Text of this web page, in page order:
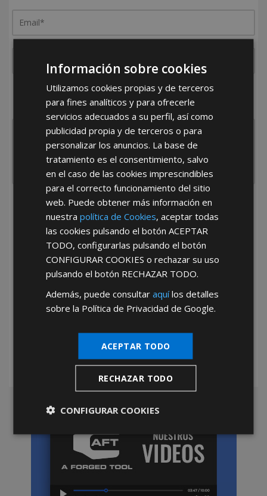
¿De dónde es la empresa?
España
Portugal Otros
He leído y acepto laPolítica de Privacidad
*Abstenerse particulares, sólo venta a tiendas y empresas minoristas y
Información sobre cookies
Utilizamos cookies propias y de terceros
para fines analíticos y para ofrecerle
servicios adecuados a su perfil, así como
publicidad propia y de terceros o para
personalizar los anuncios. La base de
tratamiento es el consentimiento, salvo
en el caso de las cookies imprescindibles
para el correcto funcionamiento del sitio
web. Puede obtener más información en
nuestrapolítica de Cookies, aceptar todas
las cookies pulsando el botónACEPTAR
TODO, configurarlas pulsando el botón
CONFIGURAR COOKIES o rechazar su uso
pulsando el botón RECHAZAR TODO.
Además, puede consultaraquílos detalles
sobre la Política de Privacidad de Google.
ACEPTAR TODO
RECHAZAR TODO
CONFIGURAR COOKIES